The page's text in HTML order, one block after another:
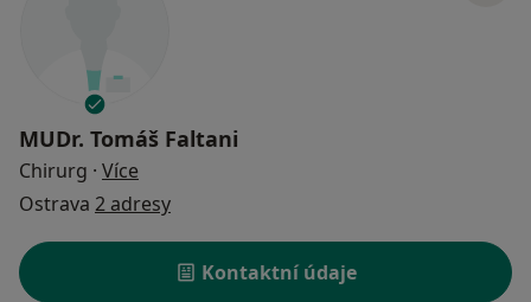
MUDr. Tomáš Faltani
Chirurg · Více
Ostrava 2 adresy
Kontaktní údaje